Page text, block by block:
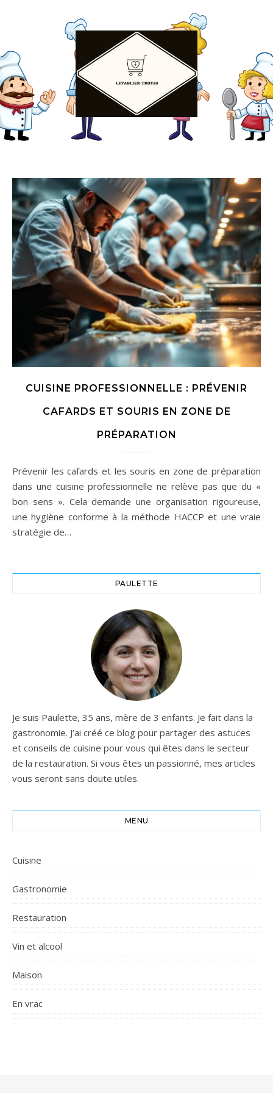
CUISINE PROFESSIONNELLE : PRÉVENIR
CAFARDS ET SOURIS EN ZONE DE
PRÉPARATION
Prévenir les cafards et les souris en zone de préparation
dans une cuisine professionnelle ne relève pas que du «
bon sens ». Cela demande une organisation rigoureuse,
une hygiène conforme à la méthode HACCP et une vraie
stratégie de…
PAULETTE
Je suis Paulette, 35 ans, mère de 3 enfants. Je fait dans la
gastronomie. J’ai créé ce blog pour partager des astuces
et conseils de cuisine pour vous qui êtes dans le secteur
de la restauration. Si vous êtes un passionné, mes articles
vous seront sans doute utiles.
MENU
Cuisine
Gastronomie
Restauration
Vin et alcool
Maison
En vrac